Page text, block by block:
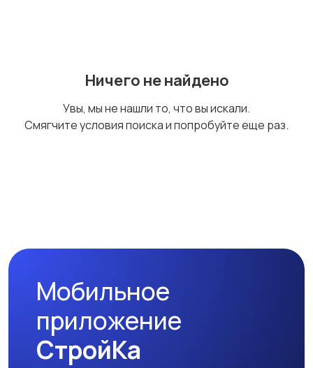
одеждой
оборудование
Ничего не найдено
Увы, мы не нашли то, что вы искали.
Смягчите условия поиска и попробуйте еще раз.
Мобильное
приложение
СтройКа